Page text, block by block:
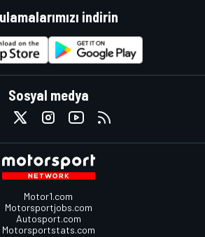
indirin
Sosyal medya
Motor1.com
Motorsportjobs.com
Autosport.com
Motorsportstats.com